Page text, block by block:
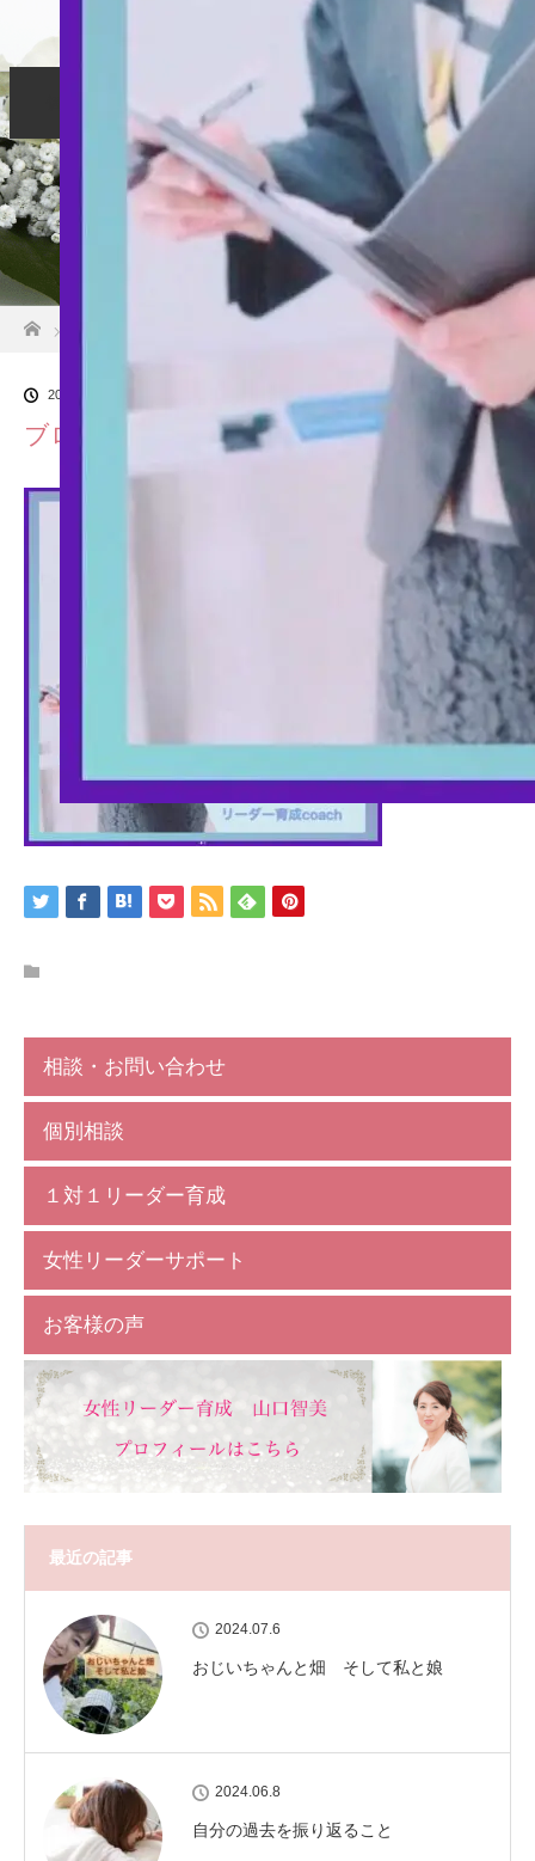
リーダー育成 リーダーサポート
お客様の声 お申し込み
2024.06.12
ブログ用
相談・お問い合わせ
個別相談
１対１リーダー育成
女性リーダーサポート
お客様の声
最近の記事
2024.07.6
おじいちゃんと畑 そして私と娘
2024.06.8
自分の過去を振り返ること